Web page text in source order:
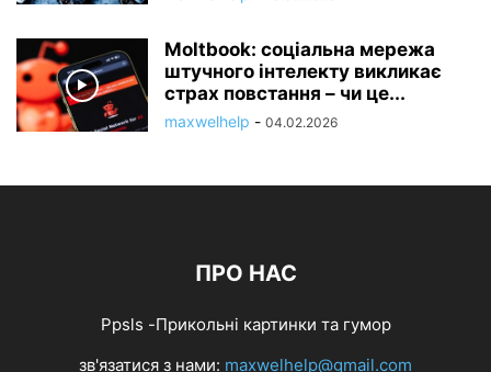
Moltbook: соціальна мережа
штучного інтелекту викликає
страх повстання – чи це...
maxwelhelp - 04.02.2026
ПРО НАС
Ppsls -Прикольні картинки та гумор
зв'язатися з нами: maxwelhelp@gmail.com